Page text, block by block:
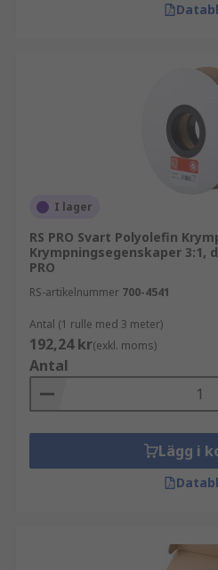
I lager
RS PRO Svart Polyolefin
Krympningsegenskaper 3:1,
PRO
RS-artikelnummer 700-4541
Antal (1 rulle med 3 meter)
192,24 kr(exkl. moms)
Antal
Lägg i